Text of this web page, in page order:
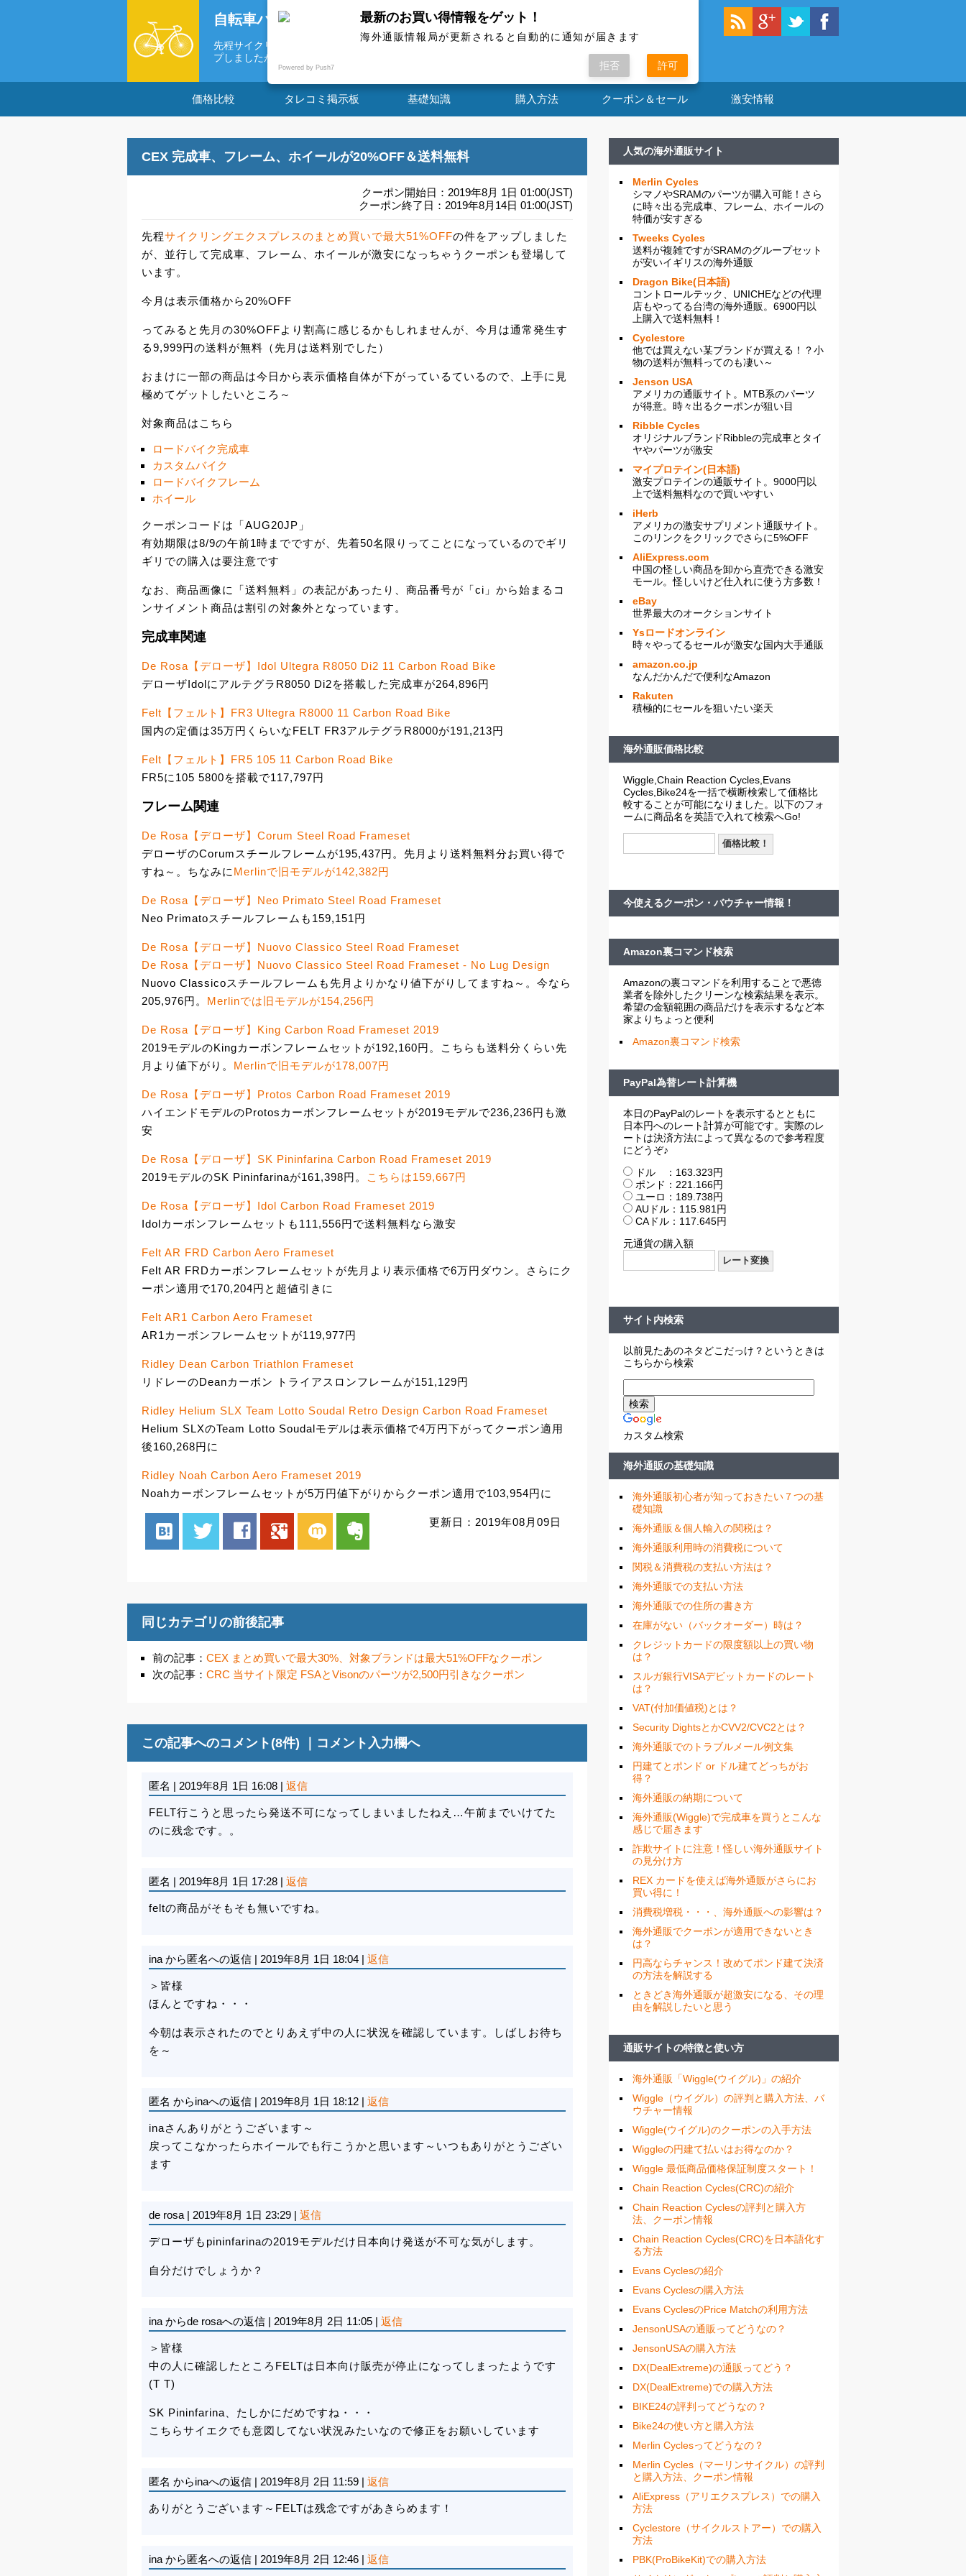
自転車パーツの海外通販情報局
先程サイクリングエクスプレスのまとめ買いで最大51%OFFの件をアッ
プしましたが...
価格比較 タレコミ掲示板 基礎知識 購入方法 クーポン＆セール 激安情報
CEX 完成車、フレーム、ホイールが20%OFF＆送料無料
クーポン開始日：2019年8月 1日 01:00(JST)
クーポン終了日：2019年8月14日 01:00(JST)
先程サイクリングエクスプレスのまとめ買いで最大51%OFFの件をアップしました
が、並行して完成車、フレーム、ホイールが激安になっちゃうクーポンも登場して
います。
今月は表示価格から20%OFF
ってみると先月の30%OFFより割高に感じるかもしれませんが、今月は通常発生す
る9,999円の送料が無料（先月は送料別でした）
おまけに一部の商品は今日から表示価格自体が下がっているているので、上手に見
極めてゲットしたいところ～
対象商品はこちら
ロードバイク完成車
カスタムバイク
ロードバイクフレーム
ホイール
クーポンコードは「AUG20JP」
有効期限は8/9の午前1時までですが、先着50名限りってことになっているのでギリ
ギリでの購入は要注意です
なお、商品画像に「送料無料」の表記があったり、商品番号が「ci」から始まるコ
ンサイメント商品は割引の対象外となっています。
完成車関連
De Rosa【デローザ】Idol Ultegra R8050 Di2 11 Carbon Road Bike
デローザIdolにアルテグラR8050 Di2を搭載した完成車が264,896円
Felt【フェルト】FR3 Ultegra R8000 11 Carbon Road Bike
国内の定価は35万円くらいなFELT FR3アルテグラR8000が191,213円
Felt【フェルト】FR5 105 11 Carbon Road Bike
FR5に105 5800を搭載で117,797円
フレーム関連
De Rosa【デローザ】Corum Steel Road Frameset
デローザのCorumスチールフレームが195,437円。先月より送料無料分お買い得で
すね～。ちなみに Merlinで旧モデルが142,382円
De Rosa【デローザ】Neo Primato Steel Road Frameset
Neo Primatoスチールフレームも159,151円
De Rosa【デローザ】Nuovo Classico Steel Road Frameset
De Rosa【デローザ】Nuovo Classico Steel Road Frameset - No Lug Design
Nuovo Classicoスチールフレームも先月よりかなり値下がりしてますね～。今なら
205,976円。 Merlinでは旧モデルが154,256円
De Rosa【デローザ】King Carbon Road Frameset 2019
2019モデルのKingカーボンフレームセットが192,160円。こちらも送料分くらい先
月より値下がり。 Merlinで旧モデルが178,007円
De Rosa【デローザ】Protos Carbon Road Frameset 2019
ハイエンドモデルのProtosカーボンフレームセットが2019モデルで236,236円も激
安
De Rosa【デローザ】SK Pininfarina Carbon Road Frameset 2019
2019モデルのSK Pininfarinaが161,398円。
こちらは159,667円
De Rosa【デローザ】Idol Carbon Road Frameset 2019
Idolカーボンフレームセットも111,556円で送料無料なら激安
Felt AR FRD Carbon Aero Frameset
Felt AR FRDカーボンフレームセットが先月より表示価格で6万円ダウン。さらにク
ーポン適用で170,204円と超値引きに
Felt AR1 Carbon Aero Frameset
AR1カーボンフレームセットが119,977円
Ridley Dean Carbon Triathlon Frameset
リドレーのDeanカーボン トライアスロンフレームが151,129円
Ridley Helium SLX Team Lotto Soudal Retro Design Carbon Road Frameset
Helium SLXのTeam Lotto Soudalモデルは表示価格で4万円下がってクーポン適用
後160,268円に
Ridley Noah Carbon Aero Frameset 2019
Noahカーボンフレームセットが5万円値下がりからクーポン適用で103,954円に
hatenabookmark twitter facebook google mixi evernote 更新日：2019年08月09日
同じカテゴリの前後記事
前の記事： CEX まとめ買いで最大30%、対象ブランドは最大51%OFFなクーポン
次の記事： CRC 当サイト限定 FSAとVisonのパーツが2,500円引きなクーポン
この記事へのコメント(8件) ｜ コメント入力欄へ
匿名 | 2019年8月 1日 16:08 | 返信
FELT行こうと思ったら発送不可になってしまいましたねえ…午前までいけてた
のに残念です。。
匿名 | 2019年8月 1日 17:28 | 返信
feltの商品がそもそも無いですね。
ina から匿名への返信 | 2019年8月 1日 18:04 | 返信
＞皆様
ほんとですね・・・
今朝は表示されたのでとりあえず中の人に状況を確認しています。しばしお待ち
を～
匿名 からinaへの返信 | 2019年8月 1日 18:12 | 返信
inaさんありがとうございます～
戻ってこなかったらホイールでも行こうかと思います～いつもありがとうござい
ます
de rosa | 2019年8月 1日 23:29 | 返信
デローザもpininfarinaの2019モデルだけ日本向け発送が不可な気がします。
自分だけでしょうか？
ina からde rosaへの返信 | 2019年8月 2日 11:05 | 返信
＞皆様
中の人に確認したところFELTは日本向け販売が停止になってしまったようです
(T T)
SK Pininfarina、たしかにだめですね・・・
こちらサイエクでも意図してない状況みたいなので修正をお願いしています
匿名 からinaへの返信 | 2019年8月 2日 11:59 | 返信
ありがとうございます～FELTは残念ですがあきらめます！
ina から匿名への返信 | 2019年8月 2日 12:46 | 返信
人気の海外通販サイト
Merlin Cycles
シマノやSRAMのパーツが購入可能！さら
に時々出る完成車、フレーム、ホイールの
特価が安すぎる
Tweeks Cycles
送料が複雑ですがSRAMのグループセット
が安いイギリスの海外通販
Dragon Bike(日本語)
コントロールテック、UNICHEなどの代理
店もやってる台湾の海外通販。6900円以
上購入で送料無料！
Cyclestore
他では買えない某ブランドが買える！？小
物の送料が無料ってのも凄い～
Jenson USA
アメリカの通販サイト。MTB系のパーツ
が得意。時々出るクーポンが狙い目
Ribble Cycles
オリジナルブランドRibbleの完成車とタイ
ヤやパーツが激安
マイプロテイン(日本語)
激安プロテインの通販サイト。9000円以
上で送料無料なので買いやすい
iHerb
アメリカの激安サプリメント通販サイト。
このリンクをクリックでさらに5%OFF
AliExpress.com
中国の怪しい商品を卸から直売できる激安
モール。怪しいけど仕入れに使う方多数！
eBay
世界最大のオークションサイト
Ysロードオンライン
時々やってるセールが激安な国内大手通販
amazon.co.jp
なんだかんだで便利なAmazon
Rakuten
積極的にセールを狙いたい楽天
海外通販価格比較
Wiggle,Chain Reaction Cycles,Evans
Cycles,Bike24を一括で横断検索して価格比
較することが可能になりました。以下のフォ
ームに商品名を英語で入れて検索へGo!
今使えるクーポン・バウチャー情報！
Amazon裏コマンド検索
Amazonの裏コマンドを利用することで悪徳
業者を除外したクリーンな検索結果を表示。
希望の金額範囲の商品だけを表示するなど本
家よりちょっと便利
Amazon裏コマンド検索
PayPal為替レート計算機
本日のPayPalのレートを表示するとともに
日本円へのレート計算が可能です。実際のレ
ートは決済方法によって異なるので参考程度
にどうぞ♪
ドル ：163.323円
ポンド：221.166円
ユーロ：189.738円
AUドル：115.981円
CAドル：117.645円
元通貨の購入額
サイト内検索
以前見たあのネタどこだっけ？というときは
こちらから検索
カスタム検索
海外通販の基礎知識
海外通販初心者が知っておきたい７つの基
礎知識
海外通販＆個人輸入の関税は？
海外通販利用時の消費税について
関税＆消費税の支払い方法は？
海外通販での支払い方法
海外通販での住所の書き方
在庫がない（バックオーダー）時は？
クレジットカードの限度額以上の買い物
は？
スルガ銀行VISAデビットカードのレート
は？
VAT(付加価値税)とは？
Security DightsとかCVV2/CVC2とは？
海外通販でのトラブルメール例文集
円建てとポンド or ドル建てどっちがお
得？
海外通販の納期について
海外通販(Wiggle)で完成車を買うとこんな
感じで届きます
詐欺サイトに注意！怪しい海外通販サイト
の見分け方
REX カードを使えば海外通販がさらにお
買い得に！
消費税増税・・・、海外通販への影響は？
海外通販でクーポンが適用できないとき
は？
円高ならチャンス！改めてポンド建て決済
の方法を解説する
ときどき海外通販が超激安になる、その理
由を解説したいと思う
通販サイトの特徴と使い方
海外通販「Wiggle(ウイグル)」の紹介
Wiggle（ウイグル）の評判と購入方法、バ
ウチャー情報
Wiggle(ウイグル)のクーポンの入手方法
Wiggleの円建て払いはお得なのか？
Wiggle 最低商品価格保証制度スタート！
Chain Reaction Cycles(CRC)の紹介
Chain Reaction Cyclesの評判と購入方
法、クーポン情報
Chain Reaction Cycles(CRC)を日本語化す
る方法
Evans Cyclesの紹介
Evans Cyclesの購入方法
Evans CyclesのPrice Matchの利用方法
JensonUSAの通販ってどうなの？
JensonUSAの購入方法
DX(DealExtreme)の通販ってどう？
DX(DealExtreme)での購入方法
BIKE24の評判ってどうなの？
Bike24の使い方と購入方法
Merlin Cyclesってどうなの？
Merlin Cycles（マーリンサイクル）の評判
と購入方法、クーポン情報
AliExpress（アリエクスプレス）での購入
方法
Cyclestore（サイクルストアー）での購入
方法
PBK(ProBikeKit)での購入方法
最新のお買い得情報をゲット！
海外通販情報局が更新されると自動的に通知が届きます
Powered by Push7 拒否 許可